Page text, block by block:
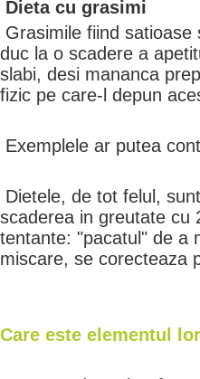
Dieta cu grasimi
Grasimile fiind
duc la o scadere a
slabi, desi mananca
fizic pe care-l depun
Exemplele ar putea
Dietele, de tot felul,
scaderea in greutate cu
tentante: "pacatul" de a
miscare, se corecteaza
Care este elementul